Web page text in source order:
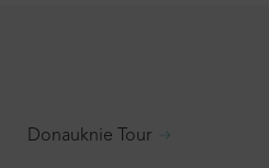
Donauknie Tour